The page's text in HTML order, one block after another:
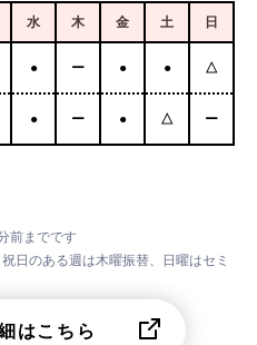
水 木 金 土 日
● ー ● ● △
● ー ● △ ー
前までです
日のある週は木曜振替、日曜はセミ
はこちら